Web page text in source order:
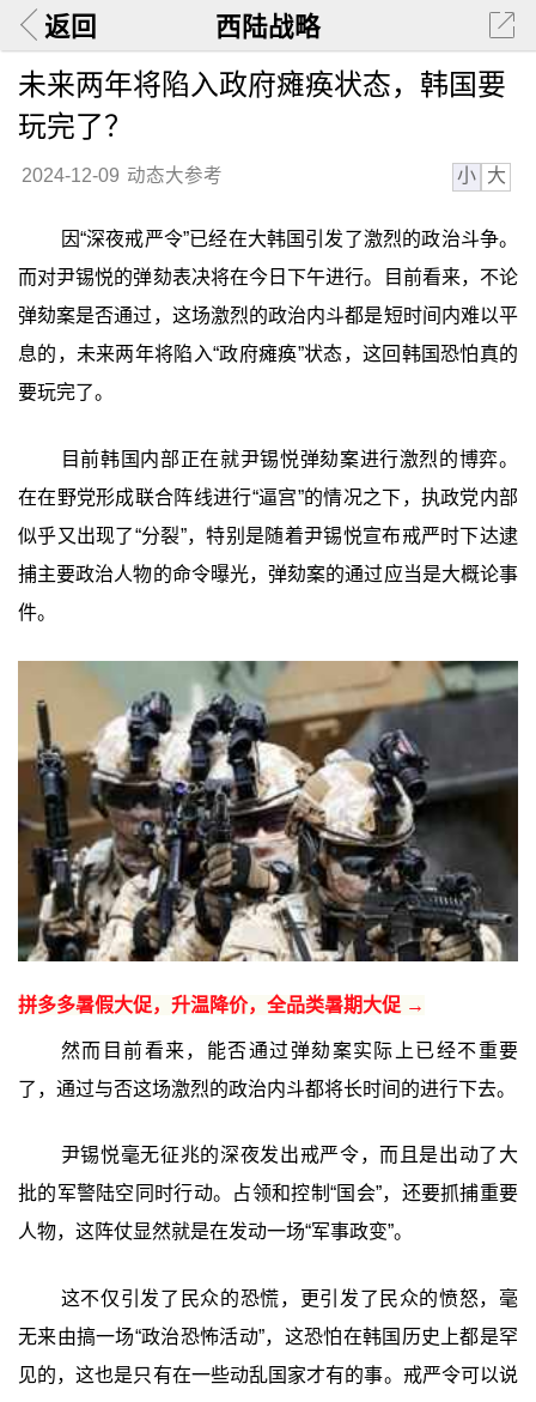
返回 西陆战略
未来两年将陷入政府瘫痪状态，韩国要
玩完了？
2024-12-09 动态大参考 小 大
因“深夜戒严令”已经在大韩国引发了激烈的政治斗争。
而对尹锡悦的弹劾表决将在今日下午进行。目前看来，不论
弹劾案是否通过，这场激烈的政治内斗都是短时间内难以平
息的，未来两年将陷入“政府瘫痪”状态，这回韩国恐怕真的
要玩完了。
目前韩国内部正在就尹锡悦弹劾案进行激烈的博弈。
在在野党形成联合阵线进行“逼宫”的情况之下，执政党内部
似乎又出现了“分裂”，特别是随着尹锡悦宣布戒严时下达逮
捕主要政治人物的命令曝光，弹劾案的通过应当是大概论事
件。
拼多多暑假大促，升温降价，全品类暑期大促 →
然而目前看来，能否通过弹劾案实际上已经不重要
了，通过与否这场激烈的政治内斗都将长时间的进行下去。
尹锡悦毫无征兆的深夜发出戒严令，而且是出动了大
批的军警陆空同时行动。占领和控制“国会”，还要抓捕重要
人物，这阵仗显然就是在发动一场“军事政变”。
这不仅引发了民众的恐慌，更引发了民众的愤怒，毫
无来由搞一场“政治恐怖活动”，这恐怕在韩国历史上都是罕
见的，这也是只有在一些动乱国家才有的事。戒严令可以说